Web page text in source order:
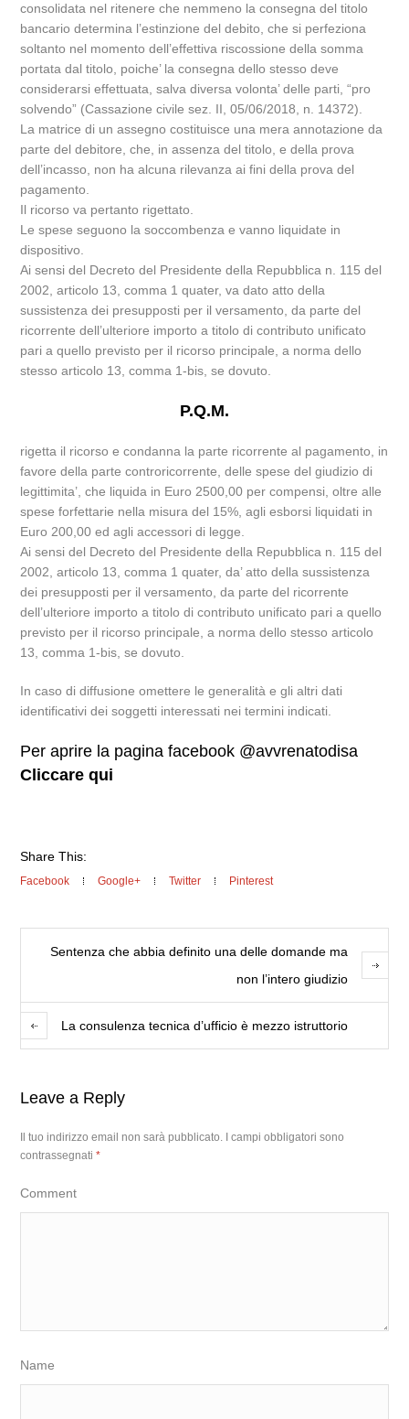
consolidata nel ritenere che nemmeno la consegna del titolo
bancario determina l’estinzione del debito, che si perfeziona
soltanto nel momento dell’effettiva riscossione della somma
portata dal titolo, poiche’ la consegna dello stesso deve
considerarsi effettuata, salva diversa volonta’ delle parti, “pro
solvendo” (Cassazione civile sez. II, 05/06/2018, n. 14372).
La matrice di un assegno costituisce una mera annotazione da
parte del debitore, che, in assenza del titolo, e della prova
dell’incasso, non ha alcuna rilevanza ai fini della prova del
pagamento.
Il ricorso va pertanto rigettato.
Le spese seguono la soccombenza e vanno liquidate in
dispositivo.
Ai sensi del Decreto del Presidente della Repubblica n. 115 del
2002, articolo 13, comma 1 quater, va dato atto della
sussistenza dei presupposti per il versamento, da parte del
ricorrente dell’ulteriore importo a titolo di contributo unificato
pari a quello previsto per il ricorso principale, a norma dello
stesso articolo 13, comma 1-bis, se dovuto.
P.Q.M.
rigetta il ricorso e condanna la parte ricorrente al pagamento, in
favore della parte controricorrente, delle spese del giudizio di
legittimita’, che liquida in Euro 2500,00 per compensi, oltre alle
spese forfettarie nella misura del 15%, agli esborsi liquidati in
Euro 200,00 ed agli accessori di legge.
Ai sensi del Decreto del Presidente della Repubblica n. 115 del
2002, articolo 13, comma 1 quater, da’ atto della sussistenza
dei presupposti per il versamento, da parte del ricorrente
dell’ulteriore importo a titolo di contributo unificato pari a quello
previsto per il ricorso principale, a norma dello stesso articolo
13, comma 1-bis, se dovuto.
In caso di diffusione omettere le generalità e gli altri dati
identificativi dei soggetti interessati nei termini indicati.
Per aprire la pagina facebook @avvrenatodisa
Cliccare qui
Share This:
Facebook Google+ Twitter Pinterest
Sentenza che abbia definito una delle domande ma
non l’intero giudizio
La consulenza tecnica d’ufficio è mezzo istruttorio
Leave a Reply
Il tuo indirizzo email non sarà pubblicato.
I campi obbligatori sono
contrassegnati*
Comment
Name